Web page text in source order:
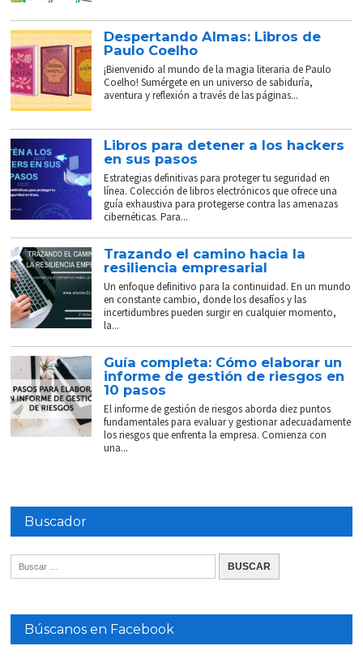
Despertando Almas: Libros de
Paulo Coelho
¡Bienvenido al mundo de la magia literaria de Paulo
Coelho! Sumérgete en un universo de sabiduría,
aventura y reflexión a través de las páginas...
Libros para detener a los hackers
en sus pasos
Estrategias definitivas para proteger tu seguridad en
línea. Colección de libros electrónicos que ofrece una
guía exhaustiva para protegerse contra las amenazas
cibernéticas. Para...
Trazando el camino hacia la
resiliencia empresarial
Un enfoque definitivo para la continuidad. En un mundo
en constante cambio, donde los desafíos y las
incertidumbres pueden surgir en cualquier momento,
la...
Guía completa: Cómo elaborar un
informe de gestión de riesgos en
10 pasos
El informe de gestión de riesgos aborda diez puntos
fundamentales para evaluar y gestionar adecuadamente
los riesgos que enfrenta la empresa. Comienza con
una...
Buscador
Búscanos en Facebook